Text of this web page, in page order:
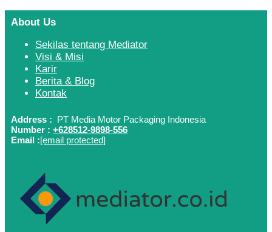
About Us
Sekilas tentang Mediator
Visi & Misi
Karir
Berita & Blog
Kontak
Address : PT Media Motor Packaging Indonesia
Number : +628512-9898-556
Email :[email protected]